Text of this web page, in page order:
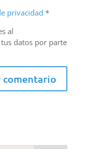
privacidad *
al
datos por parte